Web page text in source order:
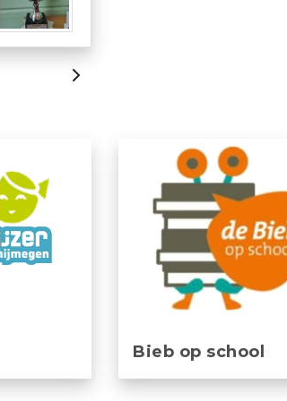
Bieb op school